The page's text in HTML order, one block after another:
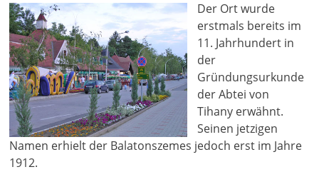
Der Ort wurde
erstmals bereits im
11. Jahrhundert in
der
Gründungsurkunde
der Abtei von
Tihany erwähnt.
Seinen jetzigen
Namen erhielt der Balatonszemes jedoch erst im Jahre
1912.